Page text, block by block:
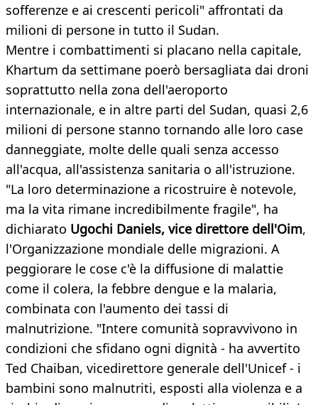
sofferenze e ai crescenti pericoli" affrontati da
milioni di persone in tutto il Sudan.
Mentre i combattimenti si placano nella capitale,
Khartum da settimane poerò bersagliata dai droni
soprattutto nella zona dell'aeroporto
internazionale, e in altre parti del Sudan, quasi 2,6
milioni di persone stanno tornando alle loro case
danneggiate, molte delle quali senza accesso
all'acqua, all'assistenza sanitaria o all'istruzione.
"La loro determinazione a ricostruire è notevole,
ma la vita rimane incredibilmente fragile", ha
dichiarato Ugochi Daniels, vice direttore dell'Oim,
l'Organizzazione mondiale delle migrazioni. A
peggiorare le cose c'è la diffusione di malattie
come il colera, la febbre dengue e la malaria,
combinata con l'aumento dei tassi di
malnutrizione. "Intere comunità sopravvivono in
condizioni che sfidano ogni dignità - ha avvertito
Ted Chaiban, vicedirettore generale dell'Unicef - i
bambini sono malnutriti, esposti alla violenza e a